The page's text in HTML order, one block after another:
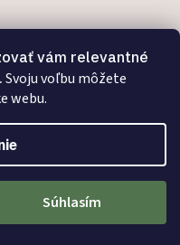
vám relevantné
Svoju voľbu môžete
webu.
Súhlasím
a Adatelier
Všetky práva vyhradené.
cookies